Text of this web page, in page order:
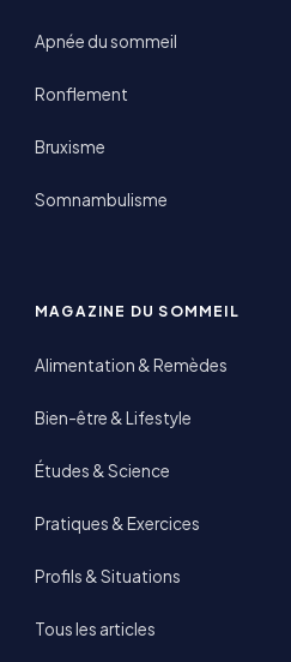
Apnée du sommeil
Ronflement
Bruxisme
Somnambulisme
MAGAZINE DU SOMMEIL
Alimentation & Remèdes
Bien-être & Lifestyle
Études & Science
Pratiques & Exercices
Profils & Situations
Tous les articles